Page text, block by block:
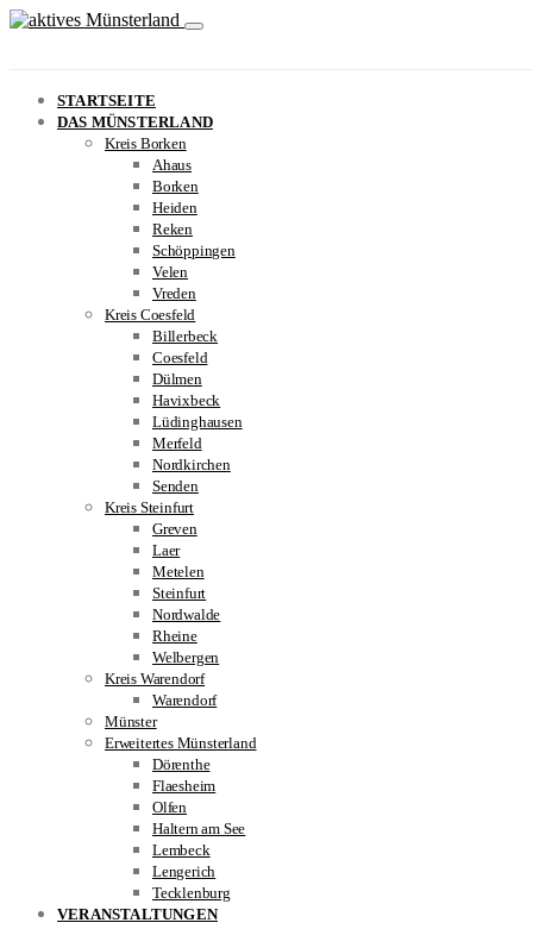
STARTSEITE
DAS MÜNSTERLAND
Kreis Borken
Ahaus
Borken
Heiden
Reken
Schöppingen
Velen
Vreden
Kreis Coesfeld
Billerbeck
Coesfeld
Dülmen
Havixbeck
Lüdinghausen
Merfeld
Nordkirchen
Senden
Kreis Steinfurt
Greven
Laer
Metelen
Steinfurt
Nordwalde
Rheine
Welbergen
Kreis Warendorf
Warendorf
Münster
Erweitertes Münsterland
Dörenthe
Flaesheim
Olfen
Haltern am See
Lembeck
Lengerich
Tecklenburg
VERANSTALTUNGEN